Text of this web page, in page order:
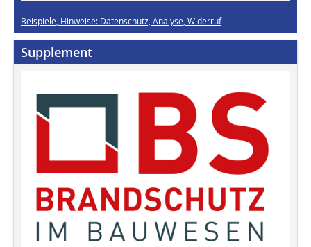
Beispiele, Hinweise: Datenschutz, Analyse, Widerruf
Supplement